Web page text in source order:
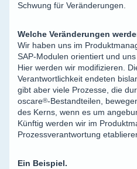
Schwung für Veränderungen.
Welche Veränderungen
Wir haben uns im
SAP-Modulen orientiert und
Hier werden wir modifizieren.
Verantwortlichkeit endeten
gibt aber viele Prozesse, die
oscare®-Bestandteilen,
des Kerns, wenn es um
Künftig werden wir im
Prozessverantwortung
Ein Beispiel.